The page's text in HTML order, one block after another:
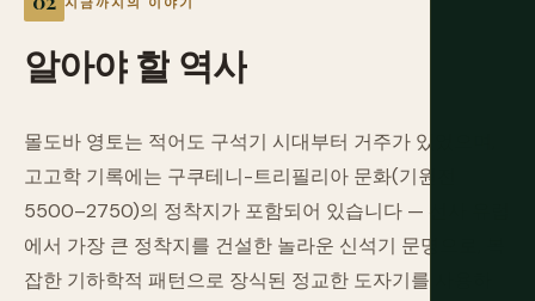
알아야할 역사
몰도바 영토는 적어도 구석기 시대부터 거주가 있었으며,
고고학 기록에는 구쿠테니-트리필리아 문화(기원전
5500–2750)의 정착지가 포함되어 있습니다 — 선사 유럽
에서 가장 큰 정착지를 건설한 놀라운 신석기 문명으로, 복
잡한 기하학적 패턴으로 장식된 정교한 도자기를 사용하